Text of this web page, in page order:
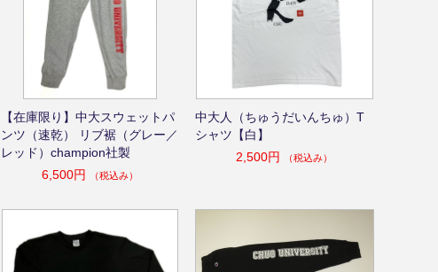
【在庫限り】中大スウェットパ
ンツ（速乾） リブ裾（グレー／
レッド）champion社製
6,500円
（税込み）
中大人（ちゅうだいんちゅ）T
シャツ【白】
2,500円
（税込み）